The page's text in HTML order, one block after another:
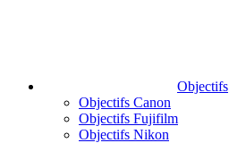
Objectifs
Objectifs Canon
Objectifs Fujifilm
Objectifs Nikon